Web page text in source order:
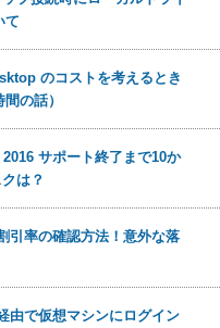
て
のコストを考えるとき
の話）
サポート終了まで10か
は？
引率の確認方法！意外な落
由で仮想マシンにログイン